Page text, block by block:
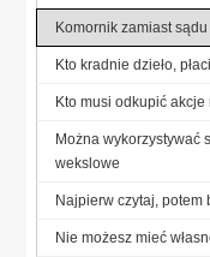
Komornik zamiast sądu
Kto kradnie dzieło,
Kto musi odkupić akcje
Można wykorzystywać
wekslowe
Najpierw czytaj, potem
Nie możesz mieć